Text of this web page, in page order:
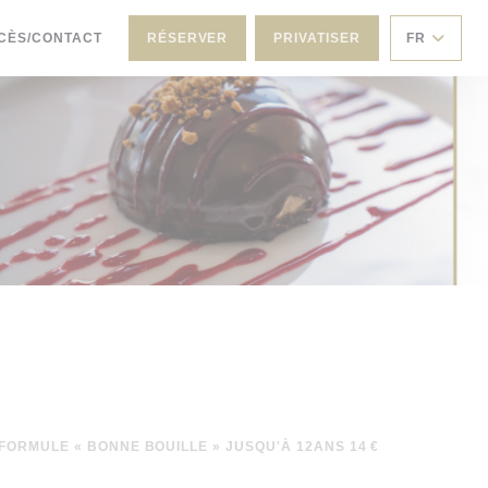
CONTACT RÉSERVER PRIVATISER FR
FORMULE « BONNE BOUILLE » JUSQU'À 12ANS 14 €